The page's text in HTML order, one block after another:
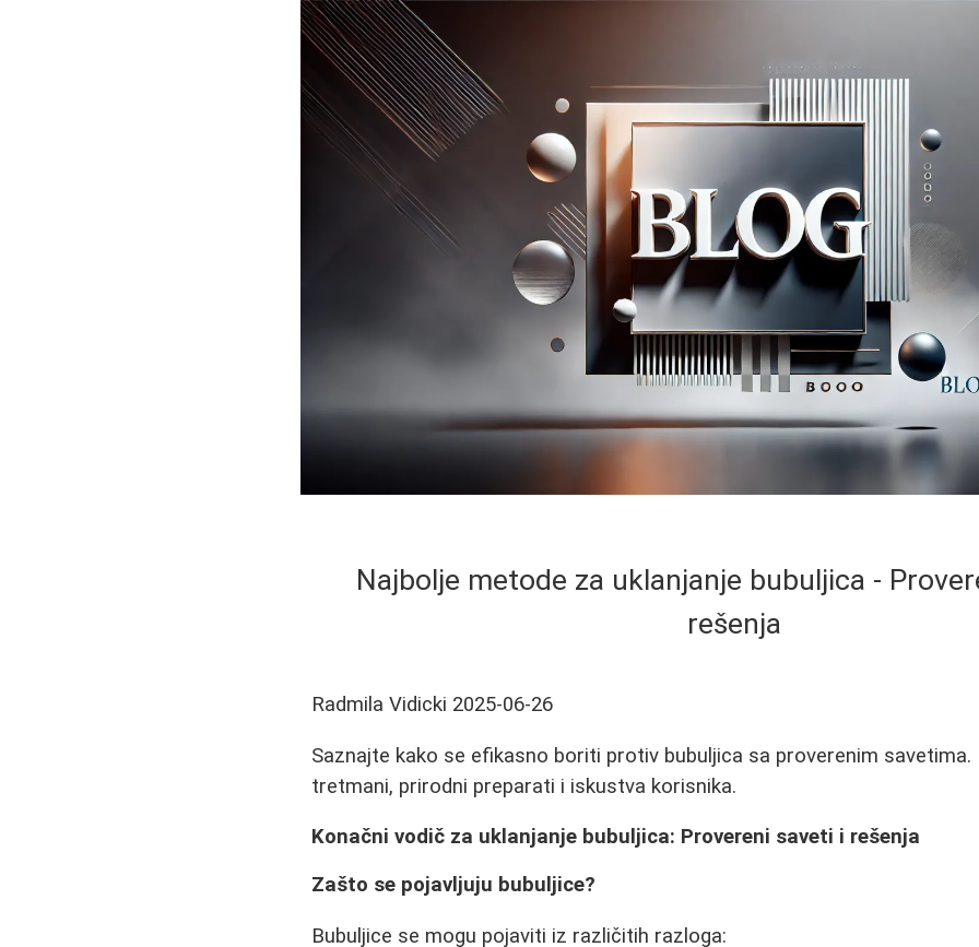
Najbolje metode za uklanjanje bubuljica -
rešenja
Radmila Vidicki 2025-06-26
Saznajte kako se efikasno boriti protiv bubuljica sa proverenim
tretmani, prirodni preparati i iskustva korisnika.
Konačni vodič za uklanjanje bubuljica: Provereni saveti i rešenja
Zašto se pojavljuju bubuljice?
Bubuljice se mogu pojaviti iz različitih razloga: